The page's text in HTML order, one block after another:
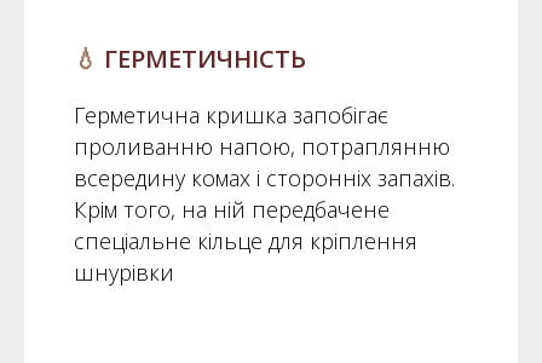
💧 ГЕРМЕТИЧНІСТЬ
Герметична кришка запобігає
проливанню напою, потраплянню
всередину комах і сторонніх запахів.
Крім того, на ній передбачене
спеціальне кільце для кріплення
шнурівки